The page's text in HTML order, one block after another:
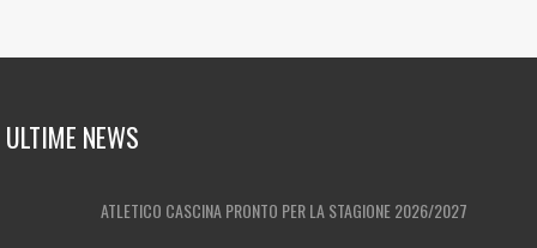
ULTIME NEWS
ATLETICO CASCINA PRONTO PER LA STAGIONE 2026/2027